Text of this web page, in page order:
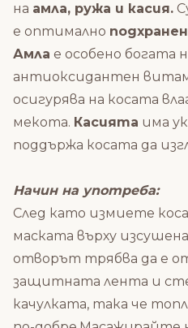
на амла, ружа и касия.
е оптимално
Амла е особено богата
антиоксидантен
осигурява на косата
мекота. Касията има
поддържа косата да
Начин на употреба:
След като измиете
маската върху
отворът трябва да е
защитната лента и
качулката, така че